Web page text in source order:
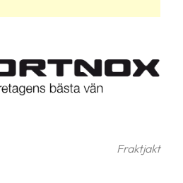
Fraktjakt